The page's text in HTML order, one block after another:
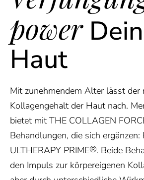
power
Haut
Mit zunehmendem Alter lässt der
Kollagengehalt der Haut nach.
bietet mit THE COLLAGEN
Behandlungen, die sich ergänzen:
ULTHERAPY PRIME®. Beide
den Impuls zur körpereigenen